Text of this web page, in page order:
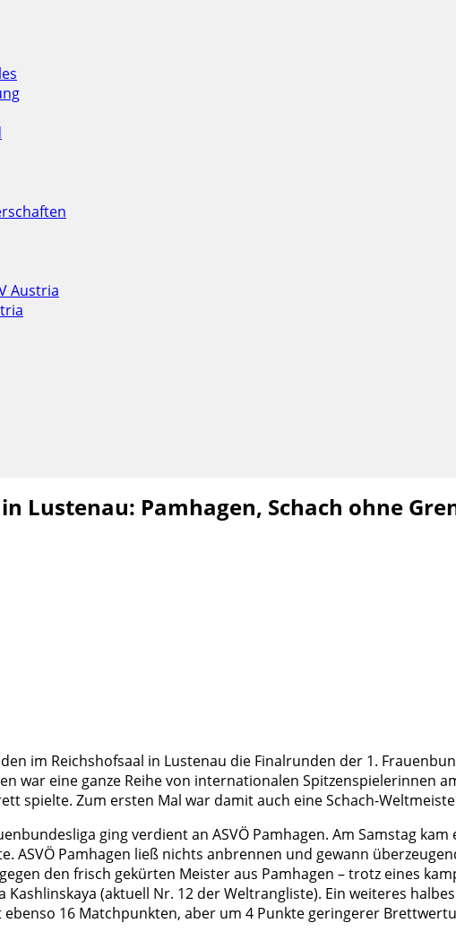
Austria
Lustenau: Pamhagen, Schach ohne
im Reichshofsaal in Lustenau die Finalrunden der 1.
war eine ganze Reihe von internationalen Spitzenspielerinnen
spielte. Zum ersten Mal war damit auch eine Schach-
ging verdient an ASVÖ Pamhagen. Am Samstag
ASVÖ Pamhagen ließ nichts anbrennen und gewann
den frisch gekürten Meister aus Pamhagen – trotz eines
Kashlinskaya (aktuell Nr. 12 der Weltrangliste). Ein weiteres
16 Matchpunkten, aber um 4 Punkte geringerer